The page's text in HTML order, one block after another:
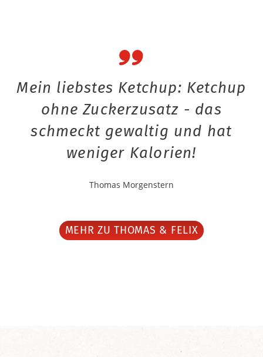
Mein liebstes Ketchup: Ketchup
ohne Zuckerzusatz - das
schmeckt gewaltig und hat
weniger Kalorien!
Thomas Morgenstern
MEHR ZU THOMAS & FELIX